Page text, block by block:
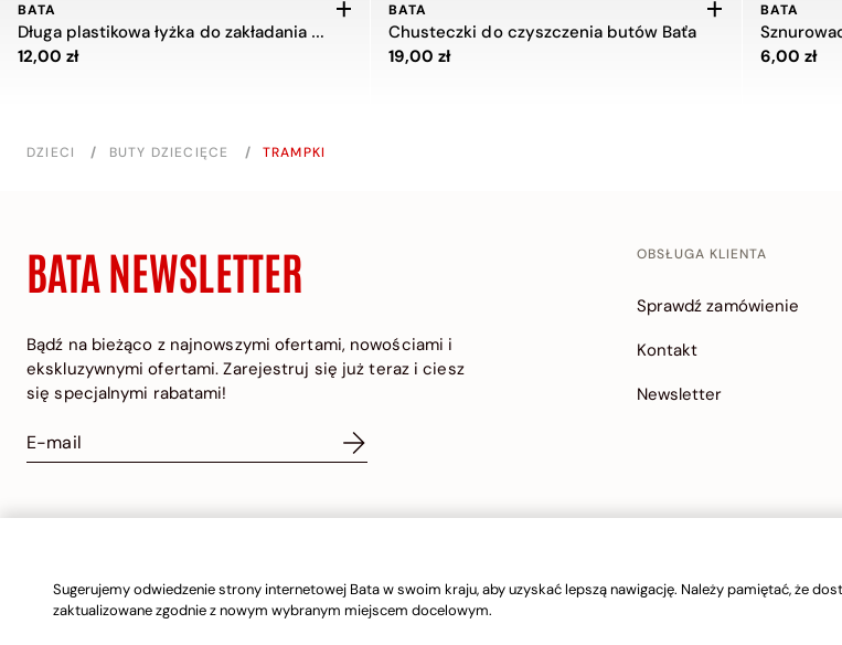
BATA
Długa plastikowa łyżka do zakładania butów Bata
Cena 12,00 zł
12,00 zł
BATA
Chusteczki do czyszczenia butów Baťa
Cena 19,00 zł
19,00 zł
BATA
Cena 6,00
6,00 zł
DZIECI / BUTY DZIECIĘCE / TRAMPKI
Sugerujemy odwiedzenie strony internetowej Bata w swoim kraju, aby uzyskać lepszą nawigację. Należy pamiętać, że
zaktualizowane zgodnie z nowym wybranym miejscem docelowym.
BATA NEWSLETTER
Bądź na bieżąco z najnowszymi ofertami, nowościami i
ekskluzywnymi ofertami. Zarejestruj się już teraz i ciesz
się specjalnymi rabatami!
OBSŁUGA KLIENTA
Sprawdź zamówienie
Kontakt
Newsletter